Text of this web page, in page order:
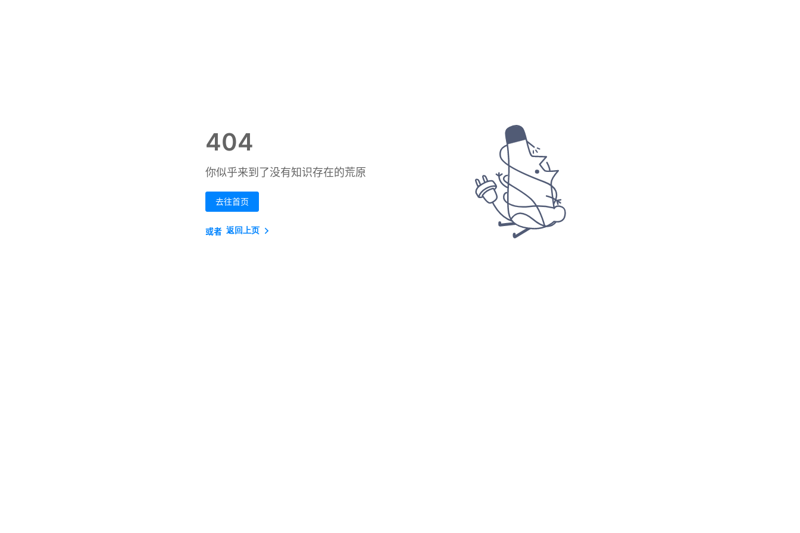
404
你似乎来到了没有知识存在的荒原
去往首页
或者 返回上页